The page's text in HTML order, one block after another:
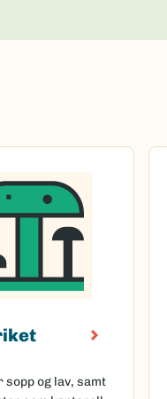
sopp og lav, samt